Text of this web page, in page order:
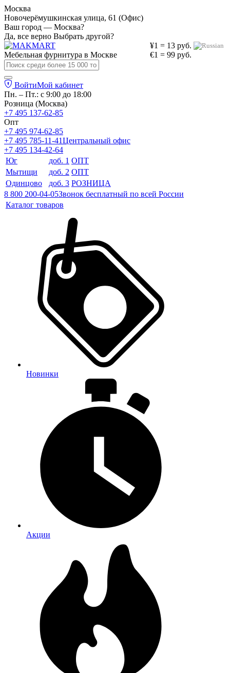
Москва
Новочерёмушкинская улица, 61 (Офис)
Ваш город — Москва?
Да, все верно Выбрать другой?
¥1 = 13 руб.
€1 = 99 руб.
Мебельная фурнитура в Москве
ВойтиМой кабинет
Пн. – Пт.: с 9:00 до 18:00
Розница (Москва)
+7 495 137-62-85
Опт
+7 495 974-62-85
+7 495 785-11-41Центральный офис
+7 495 134-42-64
Юг
доб. 1 ОПТ
Мытищи
доб. 2 ОПТ
Одинцово
доб. 3 РОЗНИЦА
8 800 200-04-05Звонок бесплатный по всей России
Каталог товаров
Новинки
Акции